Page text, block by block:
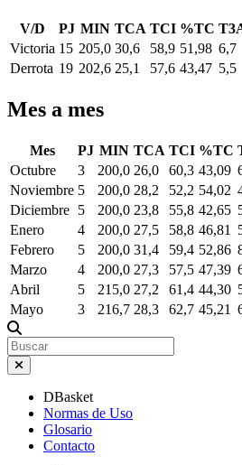
V/D PJ MIN TCA TCI %TC
Victoria 15 205,0 30,6 58,9 51,98 6,7
Derrota 19 202,6 25,1 57,6 43,47 5,5
Mes a mes
Mes PJ MIN TCA TCI %TC
Octubre
3 200,0 26,0 60,3 43,09
Noviembre 5 200,0 28,2 52,2 54,02
Diciembre 5 200,0 23,8 55,8 42,65
Enero
4 200,0 27,5 58,8 46,81
Febrero
5 200,0 31,4 59,4 52,86
Marzo
4 200,0 27,3 57,5 47,39
Abril
5 215,0 27,2 61,4 44,30
Mayo
3 216,7 28,3 62,7 45,21
DBasket
Normas de Uso
Glosario
Contacto